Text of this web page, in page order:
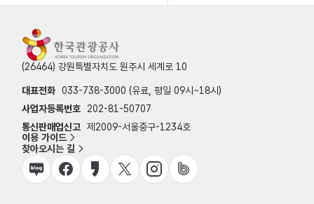
(26464) 강원특별자치도 원주시 세계로 10
대표전화 033-738-3000 (유료, 평일 09시~18시)
사업자등록번호
202-81-50707
통신판매업신고 제2009-서울중구-1234호
이용 가이드
찾아오시는 길